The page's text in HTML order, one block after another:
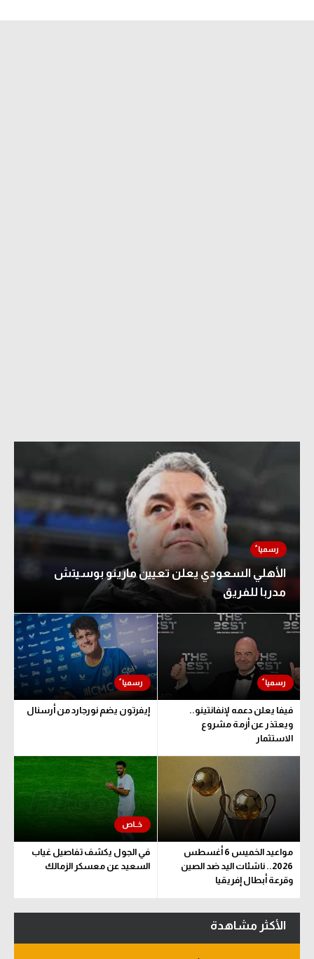
الأهلي السعودي يعلن تعيين مارينو بوسيتش
مدربا للفريق
فيفا يعلن دعمه لإنفانتينو..
ويعتذر عن أزمة مشروع
الاستثمار
إيفرتون يضم نورجارد من أرسنال
مواعيد الخميس 6 أغسطس
2026.. ناشئات اليد ضد الصين
وقرعة أبطال إفريقيا
في الجول يكشف تفاصيل غياب
السعيد عن معسكر الزمالك
الأكثر مشاهدة